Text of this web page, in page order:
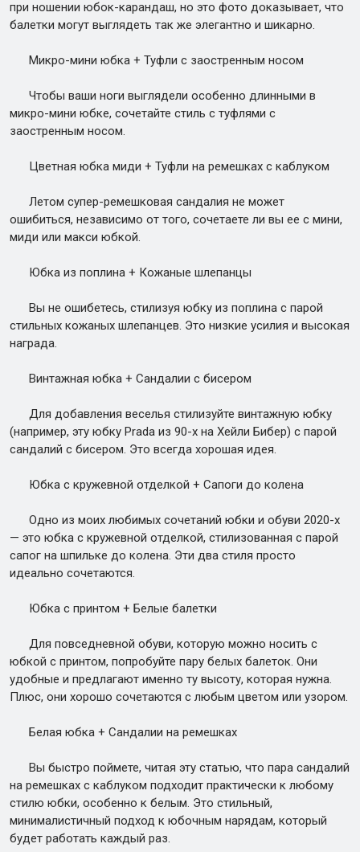
при ношении юбок-карандаш, но это фото доказывает, что
балетки могут выглядеть так же элегантно и шикарно.
Микро-мини юбка + Туфли с заостренным носом
Чтобы ваши ноги выглядели особенно длинными в
микро-мини юбке, сочетайте стиль с туфлями с
заостренным носом.
Цветная юбка миди + Туфли на ремешках с каблуком
Летом супер-ремешковая сандалия не может
ошибиться, независимо от того, сочетаете ли вы ее с мини,
миди или макси юбкой.
Юбка из поплина + Кожаные шлепанцы
Вы не ошибетесь, стилизуя юбку из поплина с парой
стильных кожаных шлепанцев. Это низкие усилия и высокая
награда.
Винтажная юбка + Сандалии с бисером
Для добавления веселья стилизуйте винтажную юбку
(например, эту юбку Prada из 90-х на Хейли Бибер) с парой
сандалий с бисером. Это всегда хорошая идея.
Юбка с кружевной отделкой + Сапоги до колена
Одно из моих любимых сочетаний юбки и обуви 2020-х
— это юбка с кружевной отделкой, стилизованная с парой
сапог на шпильке до колена. Эти два стиля просто
идеально сочетаются.
Юбка с принтом + Белые балетки
Для повседневной обуви, которую можно носить с
юбкой с принтом, попробуйте пару белых балеток. Они
удобные и предлагают именно ту высоту, которая нужна.
Плюс, они хорошо сочетаются с любым цветом или узором.
Белая юбка + Сандалии на ремешках
Вы быстро поймете, читая эту статью, что пара сандалий
на ремешках с каблуком подходит практически к любому
стилю юбки, особенно к белым. Это стильный,
минималистичный подход к юбочным нарядам, который
будет работать каждый раз.